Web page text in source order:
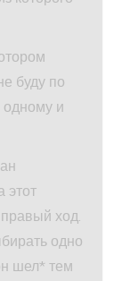
буду по
и
этот
ход.
одно
шел* тем